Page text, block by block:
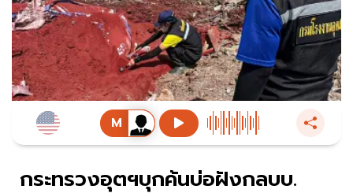
กระทรวงอุตฯบุกค้นบ่อฝังกลบบ.